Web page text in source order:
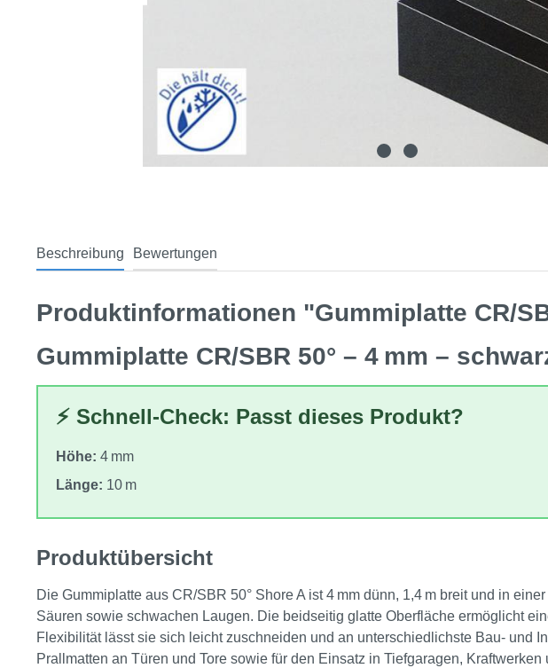
Beschreibung Bewertungen
Produktinformationen "Gummiplatte CR/
Gummiplatte CR/SBR 50° – 4 mm –
⚡ Schnell-Check: Passt dieses Produkt?
Höhe: 4 mm
Länge: 10 m
Produktübersicht
Die Gummiplatte aus CR/SBR 50° Shore A ist 4 mm dünn, 1,4 m breit und in
Säuren sowie schwachen Laugen. Die beidseitig glatte Oberfläche ermöglicht
Flexibilität lässt sie sich leicht zuschneiden und an unterschiedlichste Bau‑
Prallmatten an Türen und Tore sowie für den Einsatz in Tiefgaragen,